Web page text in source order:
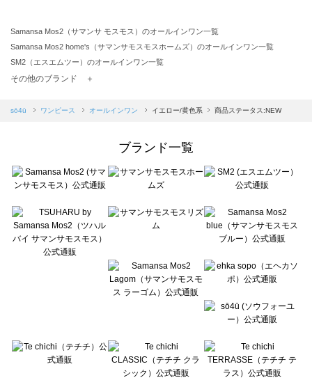
Samansa Mos2（サマンサ モスモス）のオールインワン一覧
Samansa Mos2 home's（サマンサモスモスホームズ）のオールインワン一覧
SM2（エスエムツー）のオールインワン一覧
Samansa Mos2 blue（サマンサモスモス ブルー）のオールインワン一覧
sō4ū（ソウフォーユー）のオールインワン一覧
Te chichi（テチチ）のオールインワン一覧
Te chichi CLASSIC（テチチ クラシック）のオールインワン一覧
Lugnoncure（ルノンキュール）のオールインワン一覧
BETTY'S BLUE（べティーズブルー）のオールインワン一覧
Wpc.（ワールドパーティー）のオールインワン一覧
その他のブランド ＋
sō4ū ワンピース オールインワン イエロー/黄色系 商品ステータス:NEW
ブランド一覧